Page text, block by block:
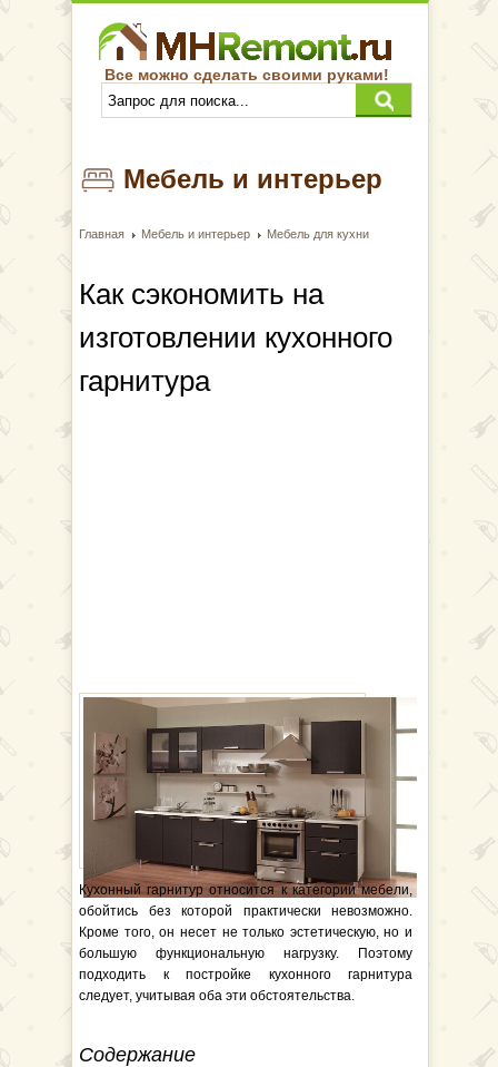
Мебель и интерьер
Главная Мебель и интерьер Мебель для кухни
Как сэкономить на
изготовлении кухонного
гарнитура
Кухонный гарнитур относится к категории мебели,
обойтись без которой практически невозможно.
Кроме того, он несет не только эстетическую, но и
большую функциональную нагрузку. Поэтому
подходить к постройке кухонного гарнитура
следует, учитывая оба эти обстоятельства.
Содержание
Все можно сделать своими руками!